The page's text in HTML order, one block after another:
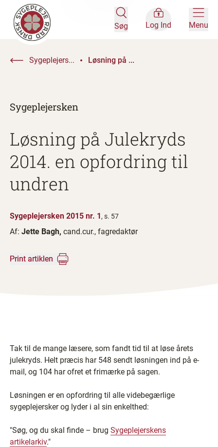
Søg Log Ind Menu
Sygeplejers... Løsning på ...
Sygeplejersken
Løsning på Julekryds
2014. en opfordring til
undren
Sygeplejersken 2015 nr. 1, s. 57
Af: Jette Bagh, cand.cur., fagredaktør
Print artiklen
Tak til de mange læsere, som fandt tid til at løse årets
julekryds. Helt præcis har 548 sendt løsningen ind på e-
mail, og 104 har ofret et frimærke på sagen.
Løsningen er en opfordring til alle videbegærlige
sygeplejersker og lyder i al sin enkelthed:
"Søg, og du skal finde – brug Sygeplejerskens
artikelarkiv."